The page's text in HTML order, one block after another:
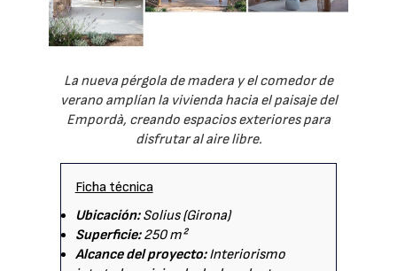
La nueva pérgola de madera y el comedor de
verano amplían la vivienda hacia el paisaje del
Empordà, creando espacios exteriores para
disfrutar al aire libre.
Ficha técnica
Ubicación:Solius (Girona)
Superficie:250 m²
Alcance del proyecto:Interiorismo